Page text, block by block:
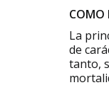
COMO
La
de
tanto,